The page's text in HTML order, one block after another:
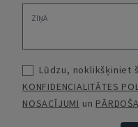
Lūdzu, noklikšķiniet
KONFIDENCIALITĀTES
NOSACĪJUMI un